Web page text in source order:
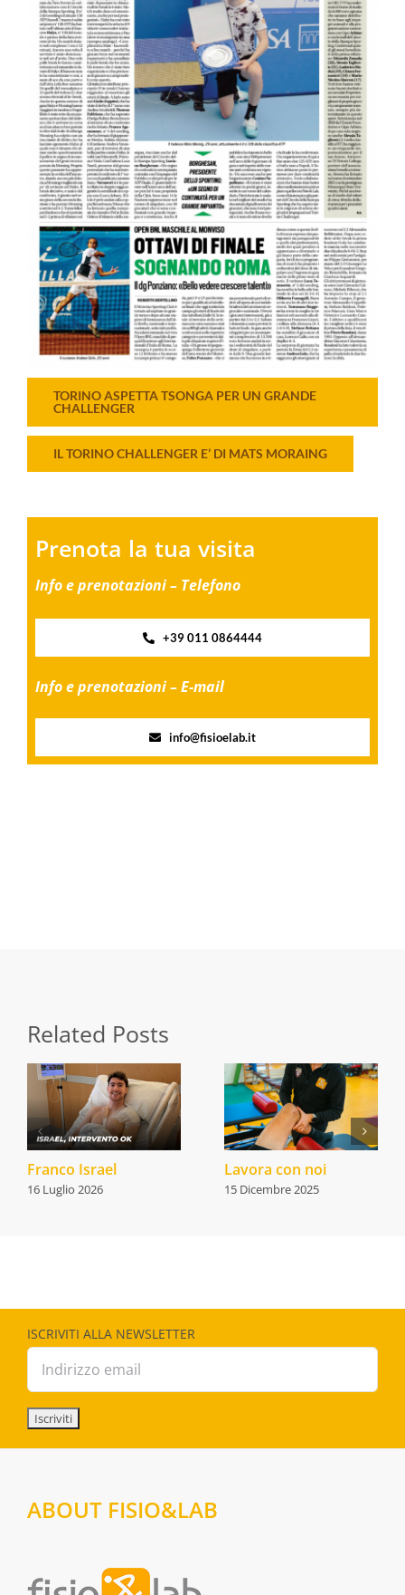
TORINO ASPETTA TSONGA PER UN GRANDE
CHALLENGER
IL TORINO CHALLENGER E’ DI MATS MORAING
Prenota la tua visita
Info e prenotazioni – Telefono
+39 011 0864444
Info e prenotazioni – E-mail
info@fisioelab.it
Related Posts
Franco Israel
16 Luglio 2026
Lavora con noi
15 Dicembre 2025
ISCRIVITI ALLA NEWSLETTER
ABOUT FISIO&LAB